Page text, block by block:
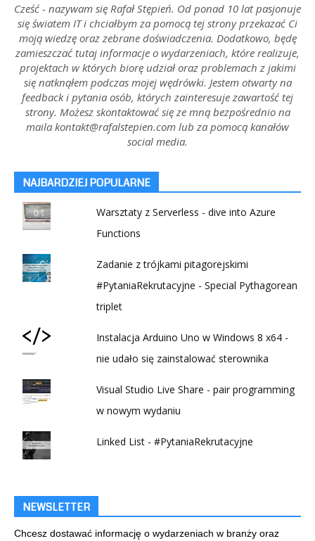
Cześć - nazywam się Rafał Stępień. Od ponad 10 lat pasjonuje
się światem IT i chciałbym za pomocą tej strony przekazać Ci
moją wiedzę oraz zebrane doświadczenia. Dodatkowo, będę
zamieszczać tutaj informacje o wydarzeniach, które realizuje,
projektach w których biorę udział oraz problemach z jakimi
się natknąłem podczas mojej wędrówki. Jestem otwarty na
feedback i pytania osób, których zainteresuje zawartość tej
strony. Możesz skontaktować się ze mną bezpośrednio na
maila kontakt@rafalstepien.com lub za pomocą kanałów
social media.
NAJBARDZIEJ POPULARNE
Warsztaty z Serverless - dive into Azure
Functions
Zadanie z trójkami pitagorejskimi
#PytaniaRekrutacyjne - Special Pythagorean
triplet
Instalacja Arduino Uno w Windows 8 x64 -
nie udało się zainstalować sterownika
Visual Studio Live Share - pair programming
w nowym wydaniu
Linked List - #PytaniaRekrutacyjne
NEWSLETTER
Chcesz dostawać informację o wydarzeniach w branży oraz